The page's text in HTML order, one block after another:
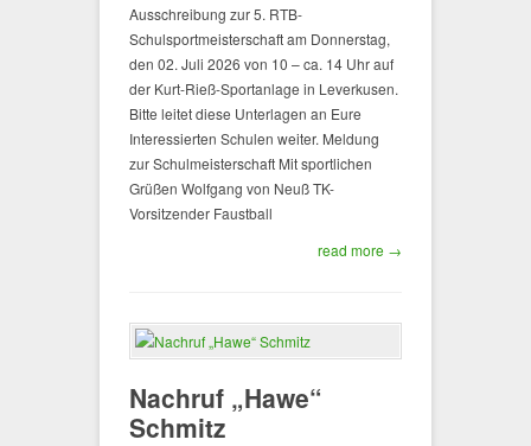
Ausschreibung zur 5. RTB-
Schulsportmeisterschaft am Donnerstag,
den 02. Juli 2026 von 10 – ca. 14 Uhr auf
der Kurt-Rieß-Sportanlage in Leverkusen.
Bitte leitet diese Unterlagen an Eure
Interessierten Schulen weiter. Meldung
zur Schulmeisterschaft Mit sportlichen
Grüßen Wolfgang von Neuß TK-
Vorsitzender Faustball
read more →
Nachruf „Hawe“
Schmitz